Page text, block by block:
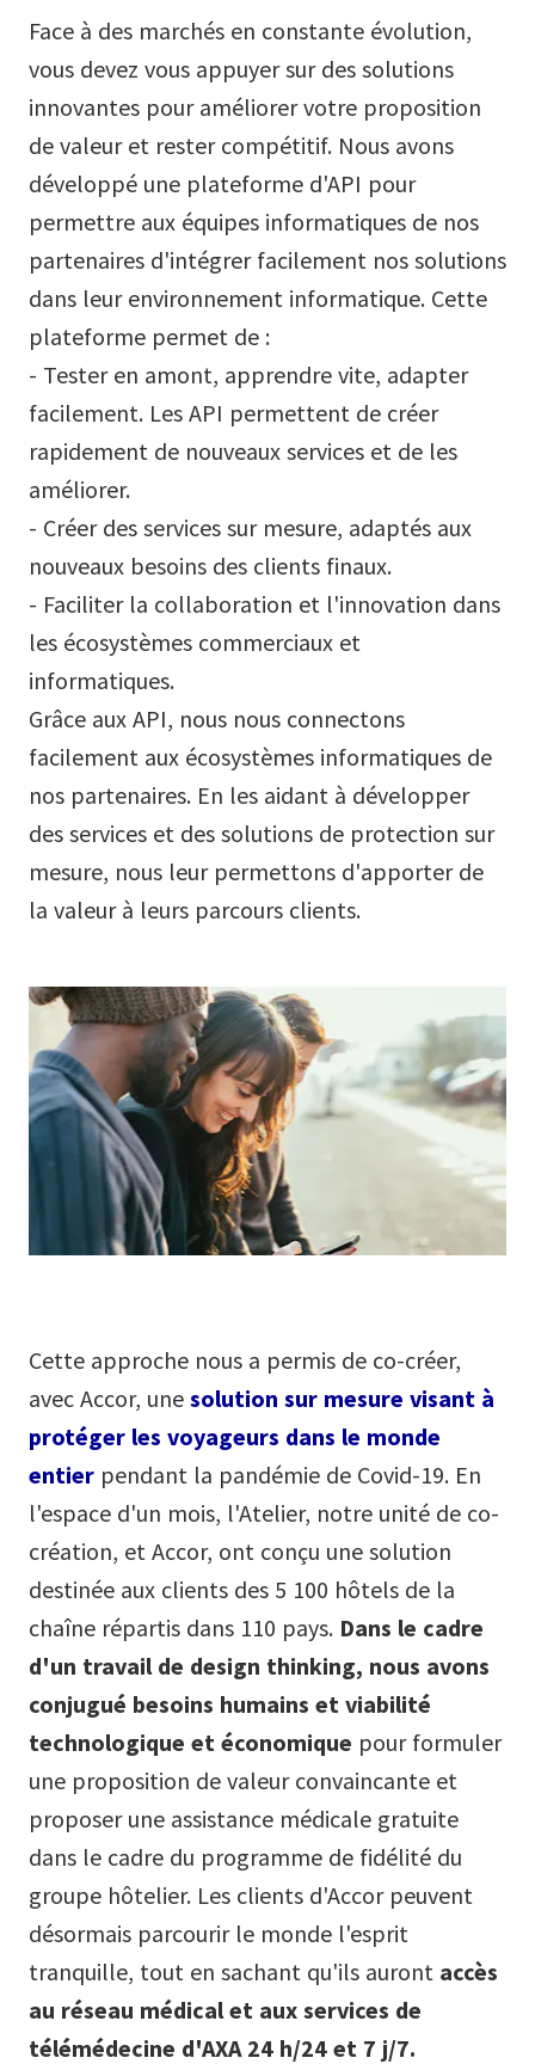
Face à des marchés en constante évolution,
vous devez vous appuyer sur des solutions
innovantes pour améliorer votre proposition
de valeur et rester compétitif. Nous avons
développé une plateforme d'API pour
permettre aux équipes informatiques de nos
partenaires d'intégrer facilement nos solutions
dans leur environnement informatique. Cette
plateforme permet de :
- Tester en amont, apprendre vite, adapter
facilement. Les API permettent de créer
rapidement de nouveaux services et de les
améliorer.
- Créer des services sur mesure, adaptés aux
nouveaux besoins des clients finaux.
- Faciliter la collaboration et l'innovation dans
les écosystèmes commerciaux et
informatiques.
Grâce aux API, nous nous connectons
facilement aux écosystèmes informatiques de
nos partenaires. En les aidant à développer
des services et des solutions de protection sur
mesure, nous leur permettons d'apporter de
la valeur à leurs parcours clients.
Cette approche nous a permis de co-créer,
avec Accor, une solution sur mesure visant à
protéger les voyageurs dans le monde
entier pendant la pandémie de Covid-19. En
l'espace d'un mois, l'Atelier, notre unité de co-
création, et Accor, ont conçu une solution
destinée aux clients des 5 100 hôtels de la
chaîne répartis dans 110 pays. Dans le cadre
d'un travail de design thinking, nous avons
conjugué besoins humains et viabilité
technologique et économique pour formuler
une proposition de valeur convaincante et
proposer une assistance médicale gratuite
dans le cadre du programme de fidélité du
groupe hôtelier. Les clients d'Accor peuvent
désormais parcourir le monde l'esprit
tranquille, tout en sachant qu'ils auront accès
au réseau médical et aux services de
télémédecine d'AXA 24 h/24 et 7 j/7.